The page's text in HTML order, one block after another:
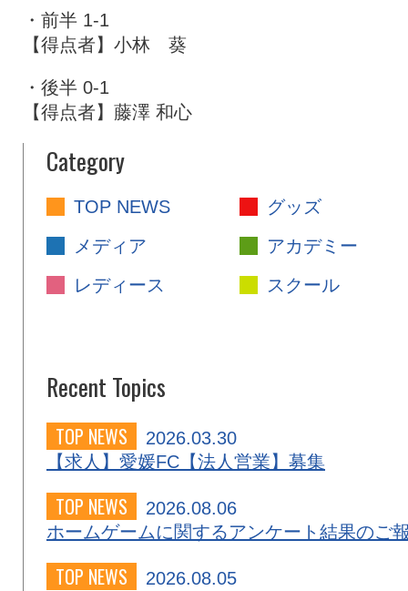
・前半 1-1
【得点者】小林 葵
・後半 0-1
【得点者】藤澤 和心
Category
TOP NEWS
グッズ
メディア
アカデミー
レディース
スクール
Recent Topics
TOP NEWS
2026.03.30
【求人】愛媛FC【法人営業】募集
TOP NEWS
2026.08.06
ホームゲームに関するアンケート結果のご
TOP NEWS
2026.08.05